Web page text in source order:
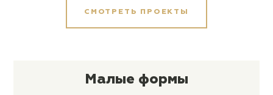
СМОТРЕТЬ ПРОЕКТЫ
Малые формы